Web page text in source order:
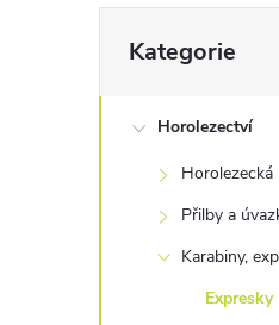
o
kategorie
Kategorie
Horolezectví
Horolezecká
Přilby a
Karabiny,
Expresky